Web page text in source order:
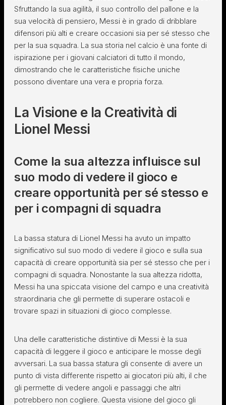
Sfruttando la sua agilità, il suo controllo del pallone e la
sua velocità di pensiero, Messi è in grado di dribblare
difensori più alti e creare occasioni sia per sé stesso che
per la sua squadra. La sua storia nel calcio è una fonte di
ispirazione per i giovani calciatori di tutto il mondo,
dimostrando che le caratteristiche fisiche uniche
possono diventare una vera e propria forza.
La Visione e la Creatività di
Lionel Messi
Come la sua altezza influisce sul
suo modo di vedere il gioco e
creare opportunità per sé stesso e
per i compagni di squadra
La bassa statura di Lionel Messi ha avuto un impatto
significativo sul suo modo di vedere il gioco e sulla sua
capacità di creare opportunità sia per sé stesso che per i
compagni di squadra. Nonostante la sua altezza ridotta,
Messi ha una spiccata visione del campo e una creatività
straordinaria che gli permette di superare ostacoli e
trovare spazi in situazioni di gioco complesse.
Una delle caratteristiche distintive di Messi è la sua
capacità di leggere il gioco e anticipare le mosse degli
avversari. La sua bassa statura gli consente di avere un
punto di vista differente rispetto ai giocatori più alti, il che
gli permette di vedere angoli e passaggi che altri
potrebbero non cogliere. Questa visione del gioco gli